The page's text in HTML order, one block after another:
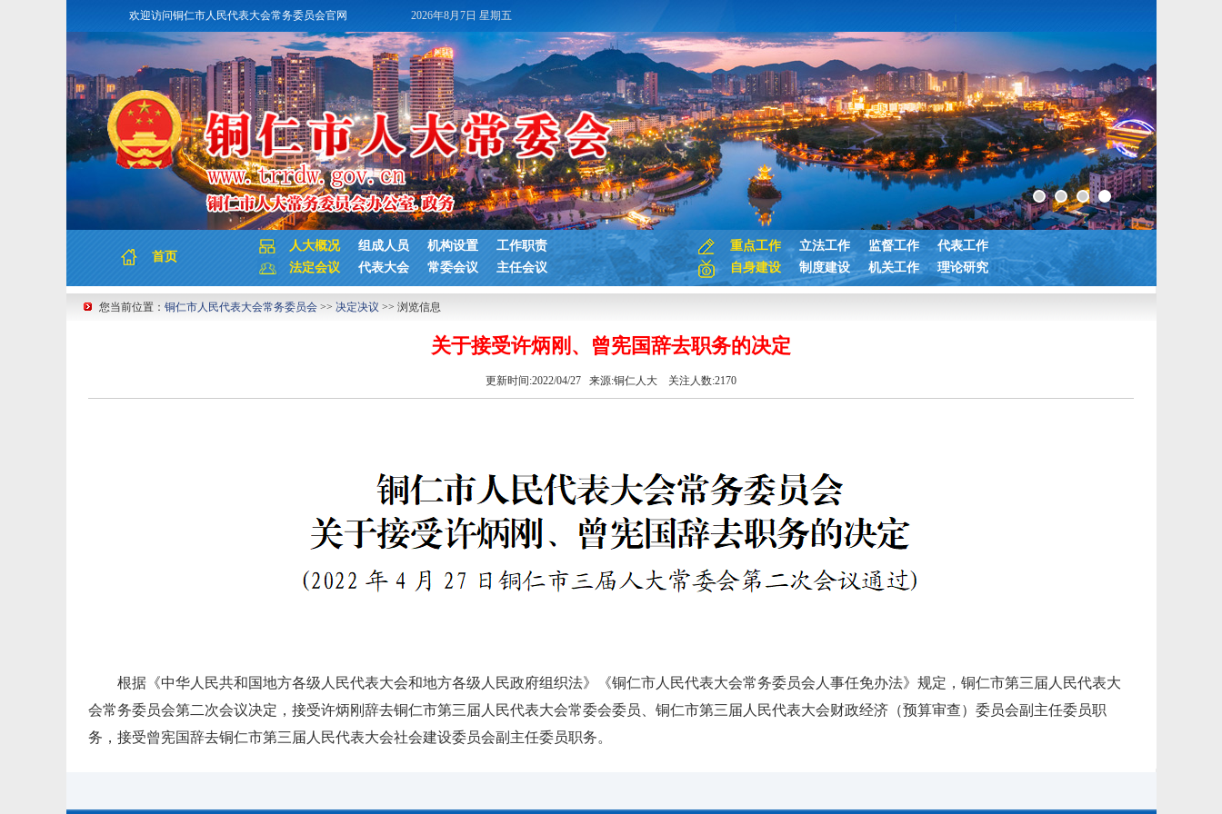
欢迎访问铜仁市人民代表大会常务委员会官网 2026年8月7日 星期五
首页
人大概况 组成人员 机构设置
工作职责
法定会议
代表大会 常委会议 主任会议
重点工作 立法工作 监督工作
代表工作
自身建设
制度建设 机关工作 理论研究
您当前位置： 铜仁市人民代表大会常务委员会>> 决定决议 >> 浏览信息
关于接受许炳刚、曾宪国辞去职务的决定
更新时间:2022/04/27 来源:铜仁人大 关注人数:2170
根据《中华人民共和国地方各级人民代表大会和地方各级人民政府组织法》《铜仁市人民代表大会常务委员会人事任免办法》规定，铜仁市第三届人民代表大
会常务委员会第二次会议决定，接受许炳刚辞去铜仁市第三届人民代表大会常委会委员、铜仁市第三届人民代表大会财政经济（预算审查）委员会副主任委员职
务，接受曾宪国辞去铜仁市第三届人民代表大会社会建设委员会副主任委员职务。